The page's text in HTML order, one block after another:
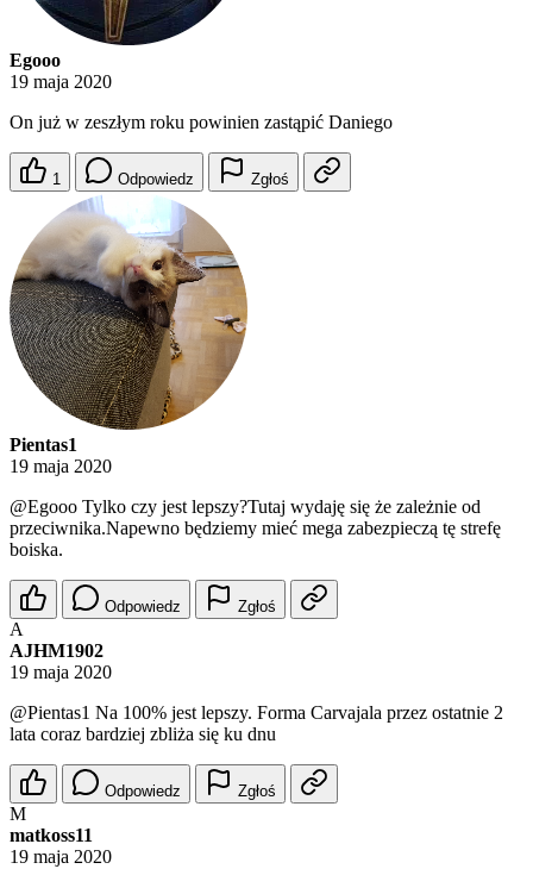
Egooo
19 maja 2020
On już w zeszłym roku powinien zastąpić Daniego
1 Odpowiedz Zgłoś
Pientas1
19 maja 2020
@Egooo Tylko czy jest lepszy?Tutaj wydaję się że zależnie od
przeciwnika.Napewno będziemy mieć mega zabezpieczą tę strefę
boiska.
Odpowiedz Zgłoś
A
AJHM1902
19 maja 2020
@Pientas1 Na 100% jest lepszy. Forma Carvajala przez ostatnie 2
lata coraz bardziej zbliża się ku dnu
Odpowiedz Zgłoś
M
matkoss11
19 maja 2020